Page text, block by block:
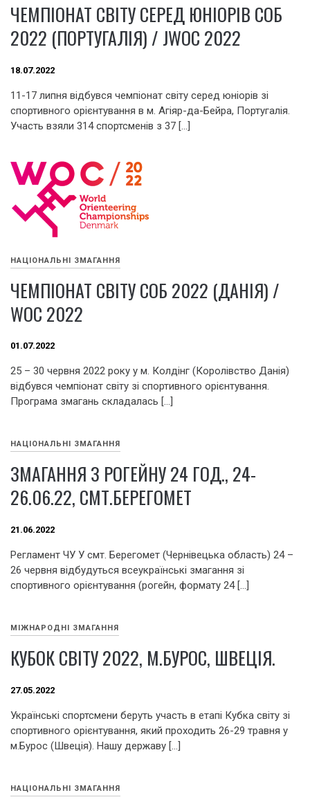
ЧЕМПІОНАТ СВІТУ СЕРЕД ЮНІОРІВ СОБ
2022 (ПОРТУГАЛІЯ) / JWOC 2022
18.07.2022
11-17 липня відбувся чемпіонат світу серед юніорів зі
спортивного орієнтування в м. Агіяр-да-Бейра, Португалія.
Участь взяли 314 спортсменів з 37 […]
НАЦІОНАЛЬНІ ЗМАГАННЯ
ЧЕМПІОНАТ СВІТУ СОБ 2022 (ДАНІЯ) /
WOC 2022
01.07.2022
25 – 30 червня 2022 року у м. Колдінг (Королівство Данія)
відбувся чемпіонат світу зі спортивного орієнтування.
Програма змагань складалась […]
НАЦІОНАЛЬНІ ЗМАГАННЯ
ЗМАГАННЯ З РОГЕЙНУ 24 ГОД., 24-
26.06.22, СМТ.БЕРЕГОМЕТ
21.06.2022
Регламент ЧУ У смт. Берегомет (Чернівецька область) 24 –
26 червня відбудуться всеукраїнські змагання зі
спортивного орієнтування (рогейн, формату 24 […]
МІЖНАРОДНІ ЗМАГАННЯ
КУБОК СВІТУ 2022, М.БУРОС, ШВЕЦІЯ.
27.05.2022
Українські спортсмени беруть участь в етапі Кубка світу зі
спортивного орієнтування, який проходить 26-29 травня у
м.Бурос (Швеція). Нашу державу […]
НАЦІОНАЛЬНІ ЗМАГАННЯ